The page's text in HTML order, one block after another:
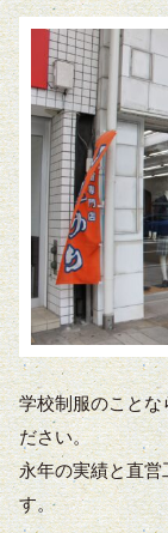
学校制服のこと
ださい。
永年の実績と直
す。